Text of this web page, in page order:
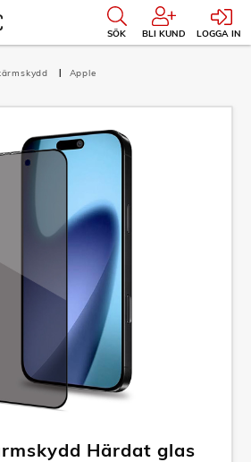
SÖK BLI KUND LOGGA IN
Apple
Härdat glas